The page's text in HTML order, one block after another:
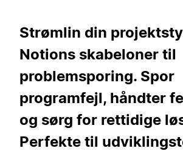
Strømlin din
Notions skabeloner til
problemsporing. Spor
programfejl, håndter
og sørg for rettidige
Perfekte til